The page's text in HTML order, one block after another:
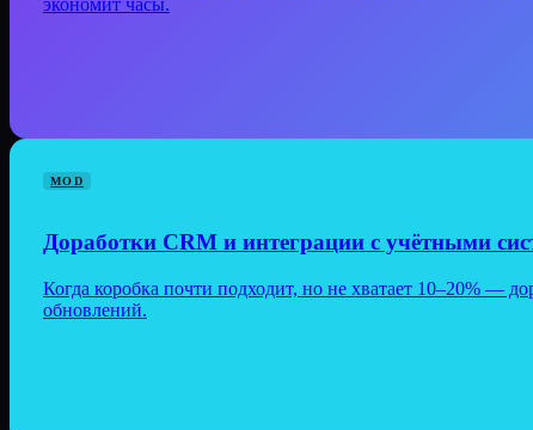
экономит часы.
MOD
Доработки CRM и интеграции с учётными
Когда коробка почти подходит, но не хватает 10–20% —
обновлений.